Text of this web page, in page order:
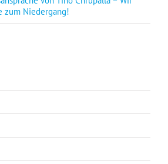
zum Niedergang!